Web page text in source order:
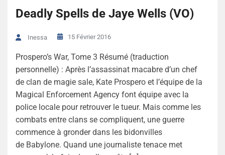
Deadly Spells de Jaye Wells (VO)
Inessa 15 Février 2016
Prospero’s War, Tome 3 Résumé (traduction
personnelle) : Après l’assassinat macabre d’un chef
de clan de magie sale, Kate Prospero et l’équipe de la
Magical Enforcement Agency font équipe avec la
police locale pour retrouver le tueur. Mais comme les
combats entre clans se compliquent, une guerre
commence à gronder dans les bidonvilles
de Babylone. Quand une journaliste tenace met